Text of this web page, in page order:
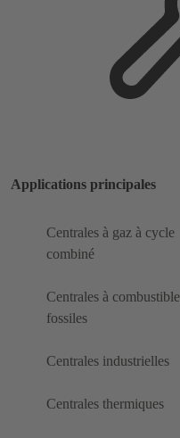
Applications principales
Centrales à gaz à cycle
combiné
Centrales à
fossiles
Centrales industrielles
Centrales thermiques